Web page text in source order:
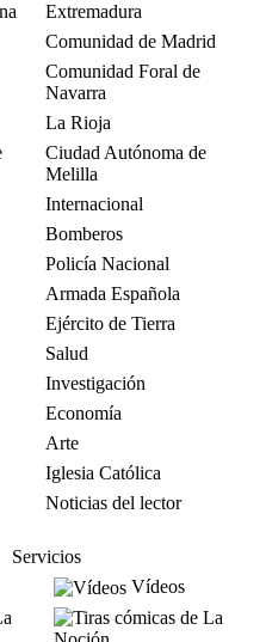
Extremadura
Comunidad de Madrid
Comunidad Foral de
Navarra
La Rioja
Ciudad Autónoma de
Melilla
Internacional
Bomberos
Policía Nacional
Armada Española
Ejército de Tierra
Salud
Investigación
Economía
Arte
Iglesia Católica
Noticias del lector
Servicios
Vídeos